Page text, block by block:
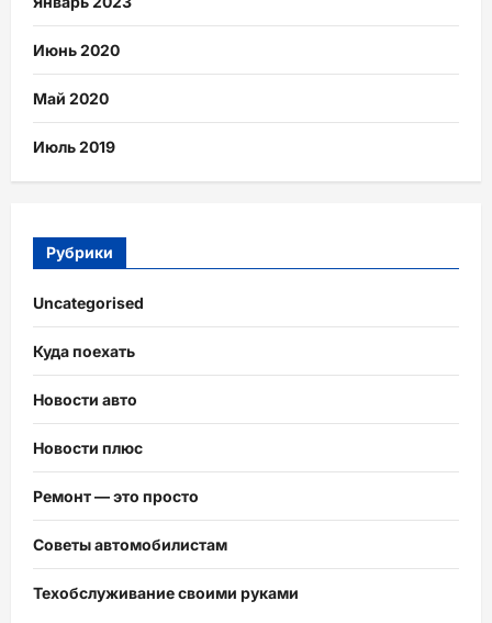
Июнь 2020
Май 2020
Июль 2019
Рубрики
Uncategorised
Куда поехать
Новости авто
Новости плюс
Ремонт — это просто
Советы автомобилистам
Техобслуживание своими руками